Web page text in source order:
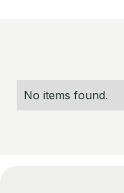
No items found.